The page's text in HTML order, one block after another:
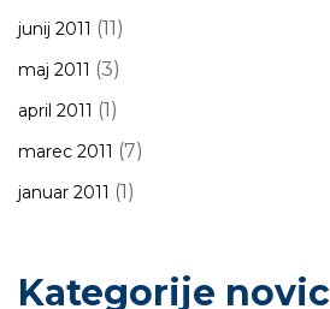
junij 2011 (11)
maj 2011 (3)
april 2011 (1)
marec 2011 (7)
januar 2011 (1)
Kategorije novic